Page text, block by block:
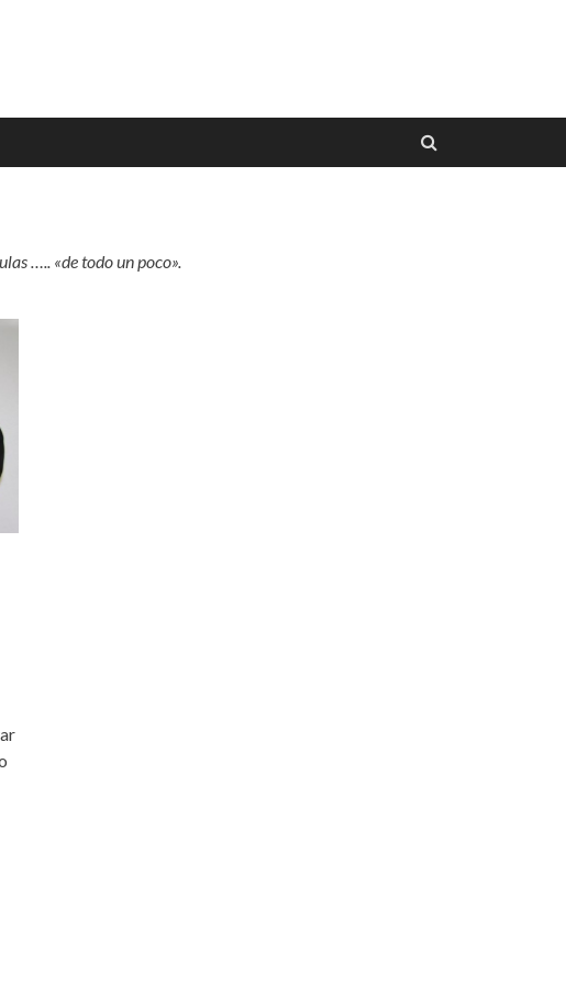
….. «de todo un poco».